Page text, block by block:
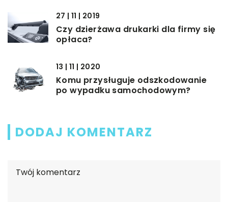
27 | 11 | 2019
Czy dzierżawa drukarki dla firmy się
opłaca?
13 | 11 | 2020
Komu przysługuje odszkodowanie
po wypadku samochodowym?
DODAJ KOMENTARZ